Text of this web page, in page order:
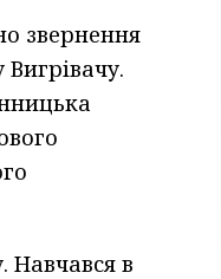
звернення
Навчався в